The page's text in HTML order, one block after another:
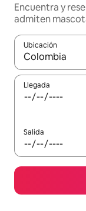
Encuentra y
admiten
Ubicación
Cuando los
Llegada
Salida